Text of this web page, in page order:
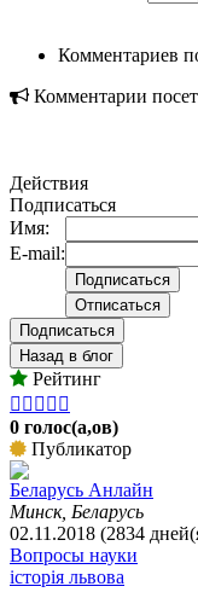
Комментариев
Комментарии
Действия
Подписаться
Имя:
E-mail:
Подписаться
Назад в блог
Рейтинг
    
0 голос(а,ов)
Публикатор
Беларусь Анлайн
Минск, Беларусь
02.11.2018 (2834
Вопросы науки
історія львова